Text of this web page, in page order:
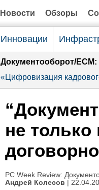
Новости Обзоры
Инновации
Документооборот/ECM:
«Цифровизация
не
PC Week Review:
Андрей Колесов |